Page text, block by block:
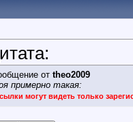
от theo2009
примерно такая:
могут видеть только